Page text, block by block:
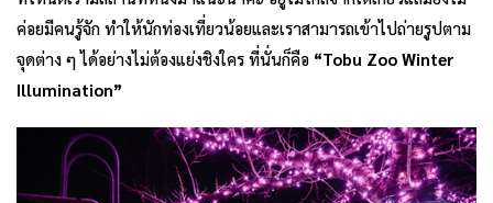
ค่อยมีคนรู้จัก ทำให้นักท่องเที่ยวน้อยและเราสามารถเข้าไปถ่ายรูปตาม
จุดต่าง ๆ ได้อย่างไม่ต้องแย่งชิงใคร ที่นั่นก็คือ “Tobu Zoo Winter
Illumination”